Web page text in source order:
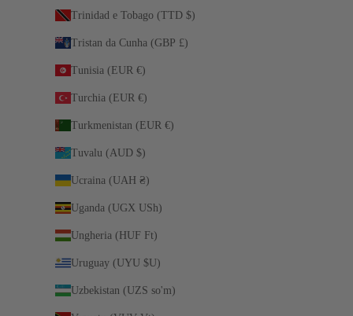
Trinidad e Tobago (TTD $)
Tristan da Cunha (GBP £)
Tunisia (EUR €)
Turchia (EUR €)
Turkmenistan (EUR €)
Tuvalu (AUD $)
Ucraina (UAH ₴)
Uganda (UGX USh)
Ungheria (HUF Ft)
Uruguay (UYU $U)
Uzbekistan (UZS so'm)